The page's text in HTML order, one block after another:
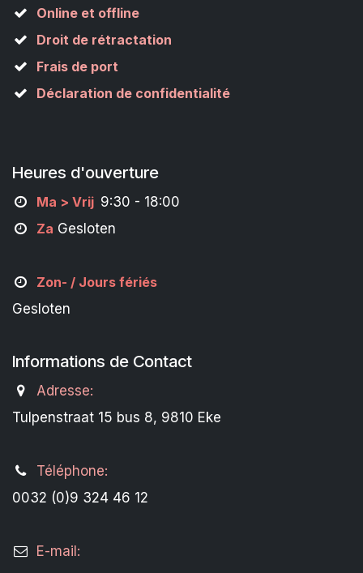
Online et offline
Droit de rétractation
Frais de port
Déclaration de confidentialité
Heures d'ouverture
Ma > Vrij 9:30 - 18:00
Za Gesloten
Zon- / Jours fériés
Gesloten
Informations de Contact
Adresse:
Tulpenstraat 15 bus 8, 9810 Eke
Téléphone:
0032 (0)9 324 46 12
E-mail: